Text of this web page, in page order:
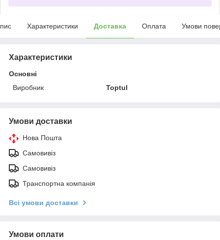
Характеристики Доставка Оплата Умови
Характеристики
Основні
Виробник
Toptul
Умови доставки
Нова Пошта
Самовивіз
Самовивіз
Транспортна компанія
Всі умови доставки
Умови оплати